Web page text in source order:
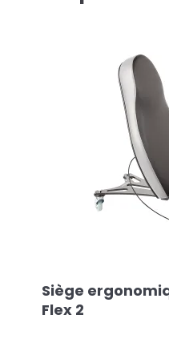
Siège
Flex 2